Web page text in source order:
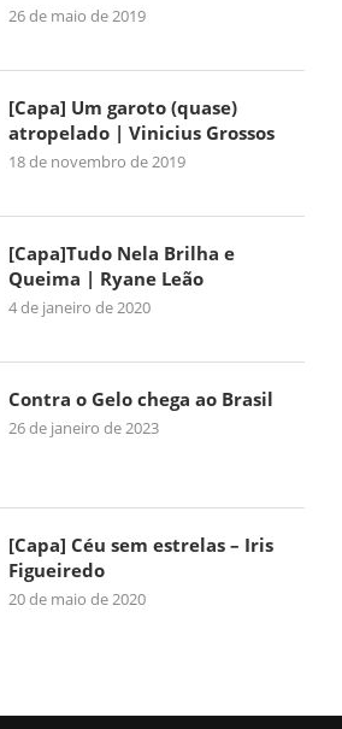
26 de maio de 2019
[Capa] Um garoto (quase)
atropelado | Vinicius Grossos
18 de novembro de 2019
[Capa]Tudo Nela Brilha e
Queima | Ryane Leão
4 de janeiro de 2020
Contra o Gelo chega ao Brasil
26 de janeiro de 2023
[Capa] Céu sem estrelas – Iris
Figueiredo
20 de maio de 2020